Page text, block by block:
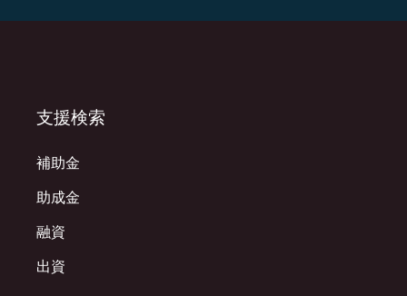
支援検索
補助金
助成金
融資
出資